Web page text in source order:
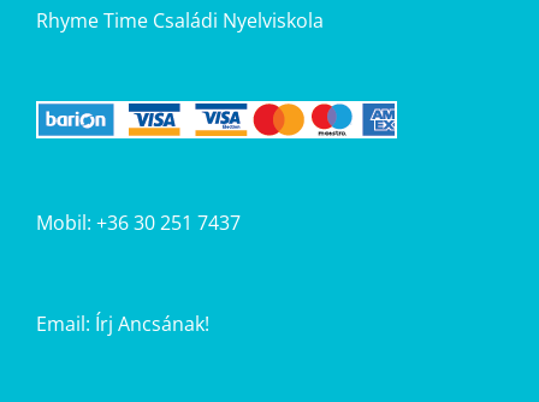
Rhyme Time Családi Nyelviskola
Mobil: +36 30 251 7437
Email: Írj Ancsának!